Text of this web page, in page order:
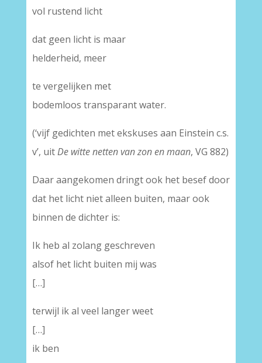
vol rustend licht
dat geen licht is maar
helderheid, meer
te vergelijken met
bodemloos transparant water.
(‘vijf gedichten met ekskuses aan Einstein c.s.
v’, uitDe witte netten van zon en maan, VG 882)
Daar aangekomen dringt ook het besef door
dat het licht niet alleen buiten, maar ook
binnen de dichter is:
Ik heb al zolang geschreven
alsof het licht buiten mij was
[…]
terwijl ik al veel langer weet
[…]
ik ben